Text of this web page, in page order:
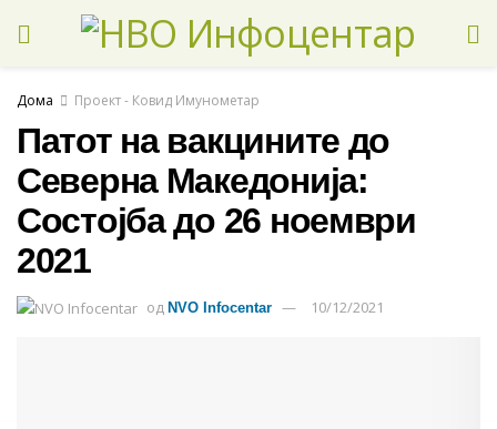
Дома Проект - Ковид Имунометар
Патот на вакцините до
Северна Македонија:
Состојба до 26 ноември
2021
од NVO Infocentar 10/12/2021